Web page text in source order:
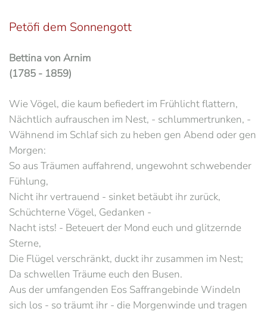
Petöfi dem Sonnengott
Bettina von Arnim
(1785 - 1859)
Wie Vögel, die kaum befiedert im Frühlicht flattern,
Nächtlich aufrauschen im Nest, - schlummertrunken, -
Wähnend im Schlaf sich zu heben gen Abend oder gen
Morgen:
So aus Träumen auffahrend, ungewohnt schwebender
Fühlung,
Nicht ihr vertrauend - sinket betäubt ihr zurück,
Schüchterne Vögel, Gedanken -
Nacht ists! - Beteuert der Mond euch und glitzernde
Sterne,
Die Flügel verschränkt, duckt ihr zusammen im Nest;
Da schwellen Träume euch den Busen.
Aus der umfangenden Eos Saffrangebinde Windeln
sich los - so träumt ihr - die Morgenwinde und tragen